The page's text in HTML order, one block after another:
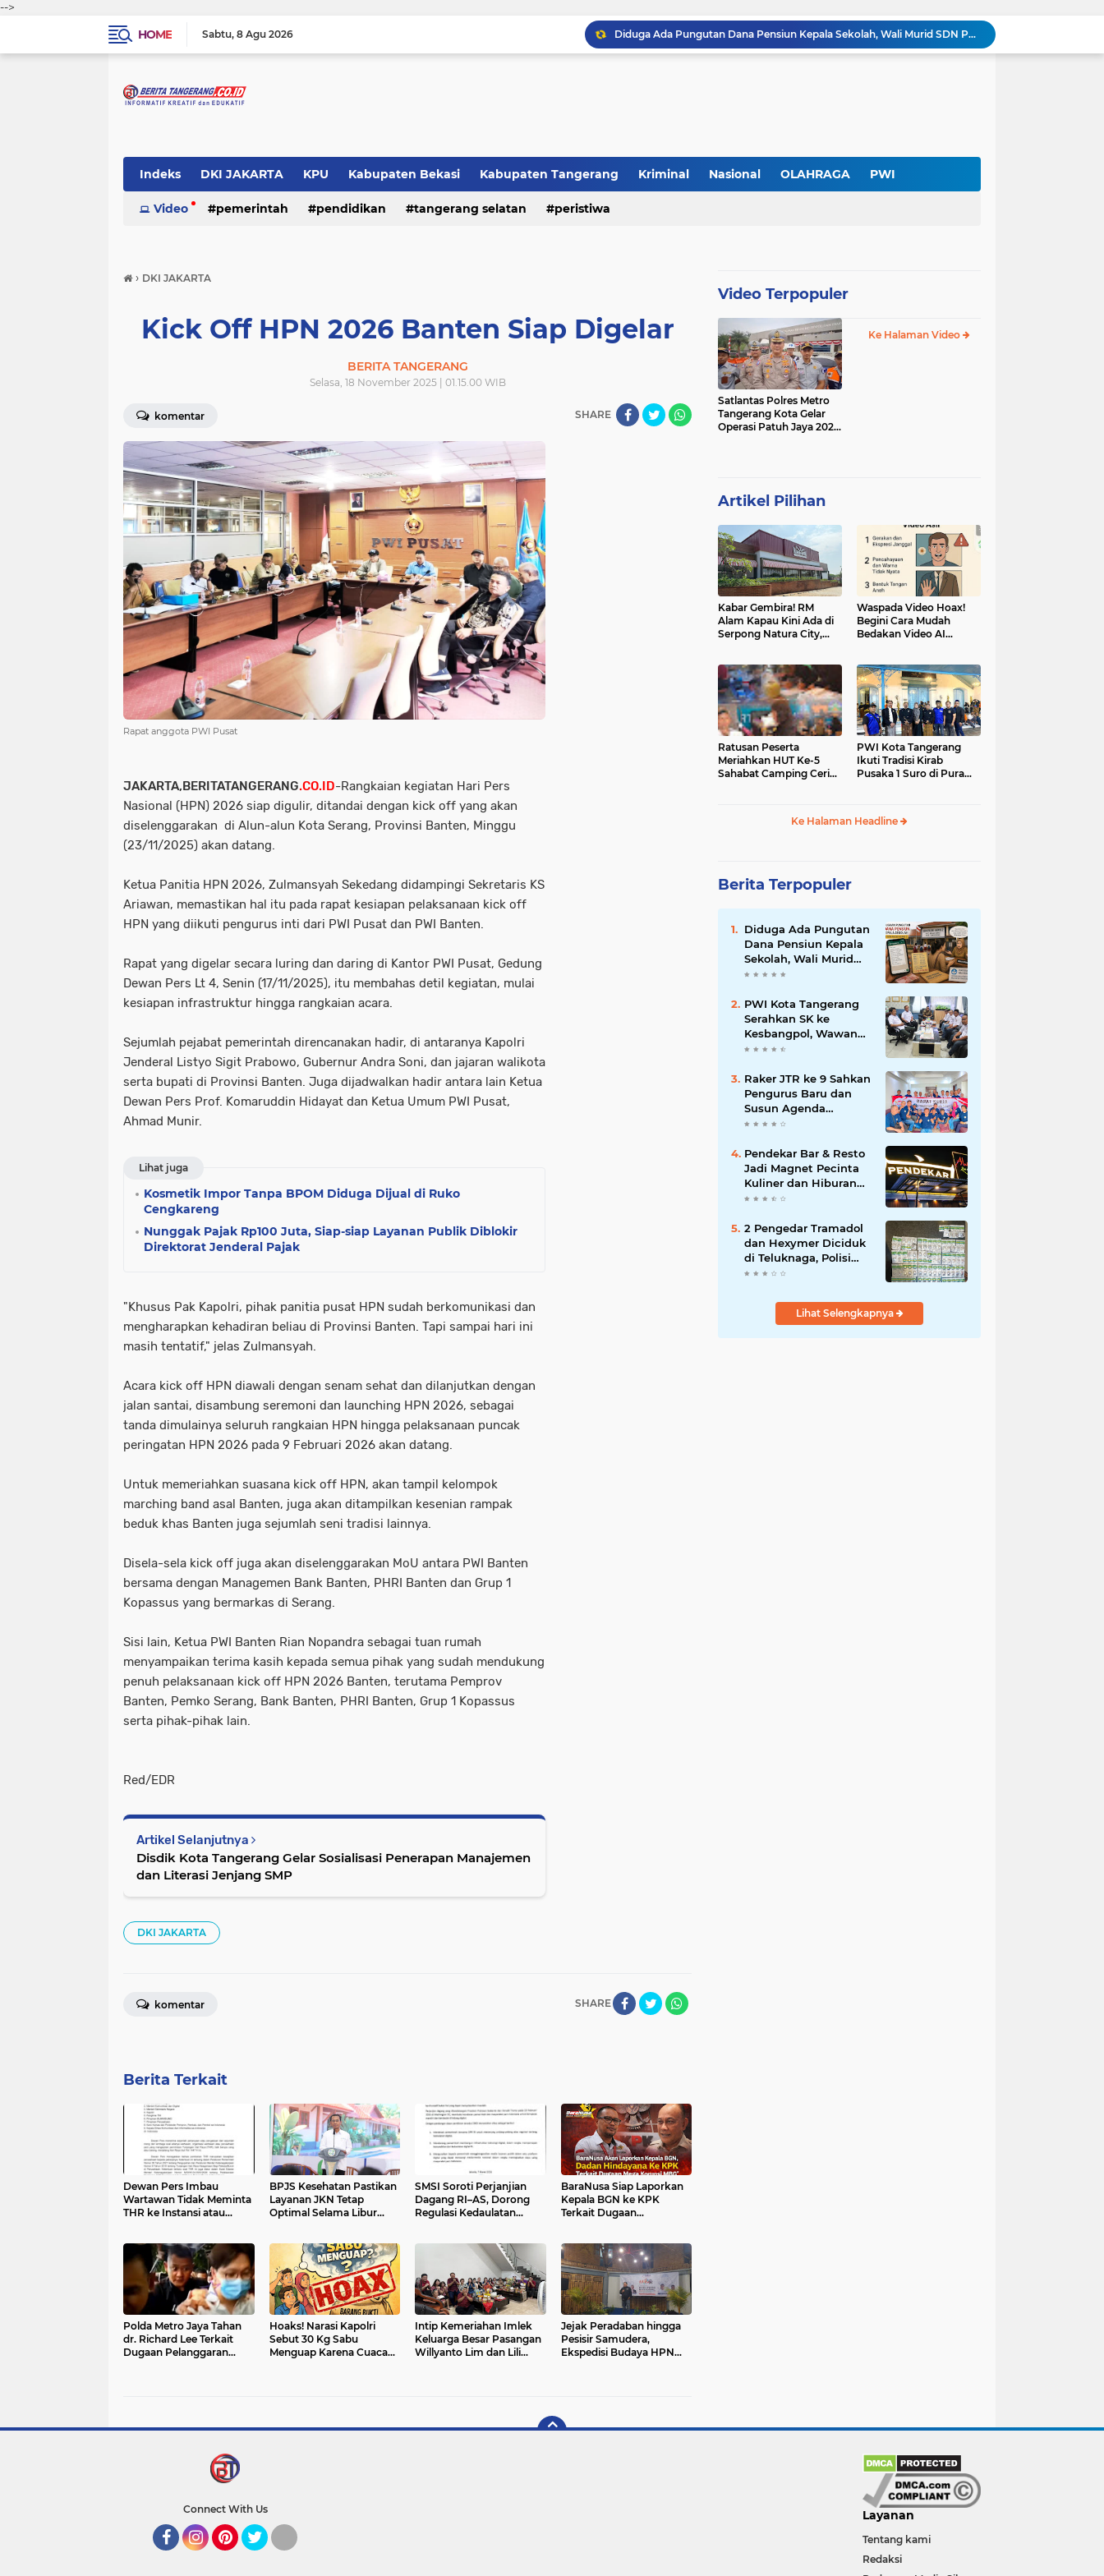
-->
HOME
Sabtu 8 Agu 2026
Diduga Ada Pungutan Dana Pensiun Kepala Sekolah, Wali Murid SDN Pasar Kemis 2 Layangkan Pengaduan
Pendekar Bar & Resto Jadi Magnet Pecinta Kuliner dan Hiburan Malam di Tangerang
Anggota TNI AD Tewas dengan 10 Luka Tusuk di Tangerang,Empat Pelaku Ditangkap Kurang dari 24 Jam
Indeks DKI JAKARTA KPU Kabupaten Bekasi Kabupaten Tangerang Kriminal Nasional OLAHRAGA PWI
Pemerintah Pendidikan Polri peristiwa
Video pemerintah pendidikan tangerang selatan peristiwa
› DKI JAKARTA
Kick Off HPN 2026 Banten Siap Digelar
BERITA TANGERANG
Selasa, 18 November 2025 | 01.15.00 WIB
komentar SHARE
Rapat anggota PWI Pusat
JAKARTA,BERITATANGERANG.CO.ID-Rangkaian kegiatan Hari Pers
Nasional (HPN) 2026 siap digulir, ditandai dengan kick off yang akan
diselenggarakan di Alun-alun Kota Serang, Provinsi Banten, Minggu
(23/11/2025) akan datang.
Ketua Panitia HPN 2026, Zulmansyah Sekedang didampingi Sekretaris KS
Ariawan, memastikan hal itu pada rapat kesiapan pelaksanaan kick off
HPN yang diikuti pengurus inti dari PWI Pusat dan PWI Banten.
Rapat yang digelar secara luring dan daring di Kantor PWI Pusat, Gedung
Dewan Pers Lt 4, Senin (17/11/2025), itu membahas detil kegiatan, mulai
kesiapan infrastruktur hingga rangkaian acara.
Sejumlah pejabat pemerintah direncanakan hadir, di antaranya Kapolri
Jenderal Listyo Sigit Prabowo, Gubernur Andra Soni, dan jajaran walikota
serta bupati di Provinsi Banten. Juga dijadwalkan hadir antara lain Ketua
Dewan Pers Prof. Komaruddin Hidayat dan Ketua Umum PWI Pusat,
Ahmad Munir.
Lihat juga
Kosmetik Impor Tanpa BPOM Diduga Dijual di Ruko
Cengkareng
Nunggak Pajak Rp100 Juta, Siap-siap Layanan Publik Diblokir
Direktorat Jenderal Pajak
"Khusus Pak Kapolri, pihak panitia pusat HPN sudah berkomunikasi dan
mengharapkan kehadiran beliau di Provinsi Banten. Tapi sampai hari ini
masih tentatif," jelas Zulmansyah.
Acara kick off HPN diawali dengan senam sehat dan dilanjutkan dengan
jalan santai, disambung seremoni dan launching HPN 2026, sebagai
tanda dimulainya seluruh rangkaian HPN hingga pelaksanaan puncak
peringatan HPN 2026 pada 9 Februari 2026 akan datang.
Untuk memeriahkan suasana kick off HPN, akan tampil kelompok
marching band asal Banten, juga akan ditampilkan kesenian rampak
beduk khas Banten juga sejumlah seni tradisi lainnya.
Disela-sela kick off juga akan diselenggarakan MoU antara PWI Banten
bersama dengan Managemen Bank Banten, PHRI Banten dan Grup 1
Kopassus yang bermarkas di Serang.
Sisi lain, Ketua PWI Banten Rian Nopandra sebagai tuan rumah
menyampaikan terima kasih kepada semua pihak yang sudah mendukung
penuh pelaksanaan kick off HPN 2026 Banten, terutama Pemprov
Banten, Pemko Serang, Bank Banten, PHRI Banten, Grup 1 Kopassus
serta pihak-pihak lain.
Red/EDR
Artikel Selanjutnya
Disdik Kota Tangerang Gelar Sosialisasi Penerapan Manajemen
dan Literasi Jenjang SMP
DKI JAKARTA
SHARE
komentar
Berita Terkait
Dewan Pers Imbau
Wartawan Tidak Meminta
THR ke Instansi atau
BPJS Kesehatan Pastikan
Layanan JKN Tetap
Optimal Selama Libur
SMSI Soroti Perjanjian
Dagang RI–AS, Dorong
Regulasi Kedaulatan
BaraNusa Siap Laporkan
Kepala BGN ke KPK
Terkait Dugaan
MBG
Polda Metro Jaya Tahan
dr. Richard Lee Terkait
Dugaan Pelanggaran
Hoaks! Narasi Kapolri
Sebut 30 Kg Sabu
Menguap Karena Cuaca
Intip Kemeriahan Imlek
Keluarga Besar Pasangan
Willyanto Lim dan Lili
Jejak Peradaban hingga
Pesisir Samudera,
Ekspedisi Budaya HPN
Video Terpopuler
Satlantas Polres Metro
Tangerang Kota Gelar
Operasi Patuh Jaya 2025,
Ke Halaman Video
Artikel Pilihan
Kabar Gembira! RM
Alam Kapau Kini Ada di
Serpong Natura City,
Waspada Video Hoax!
Begini Cara Mudah
Bedakan Video AI
Ratusan Peserta
Meriahkan HUT Ke-5
Sahabat Camping Ceria,
PWI Kota Tangerang
Ikuti Tradisi Kirab
Pusaka 1 Suro di Pura
Ke Halaman Headline
Berita Terpopuler
Diduga Ada Pungutan
Dana Pensiun Kepala
Sekolah, Wali Murid
SDN Pasar Kemis 2
Pengaduan
PWI Kota Tangerang
Serahkan SK ke
Kesbangpol, Wawan
Fauzi: Peran Media
hingga Fatal
Raker JTR ke 9 Sahkan
Pengurus Baru dan
Susun Agenda
Strategis 2026
Pendekar Bar & Resto
Jadi Magnet Pecinta
Kuliner dan Hiburan
Malam di Tangerang
2 Pengedar Tramadol
dan Hexymer Diciduk
di Teluknaga, Polisi
Amankan Ratusan Pil
Lihat Selengkapnya
Connect With Us Layanan
Tentang kami
Redaksi